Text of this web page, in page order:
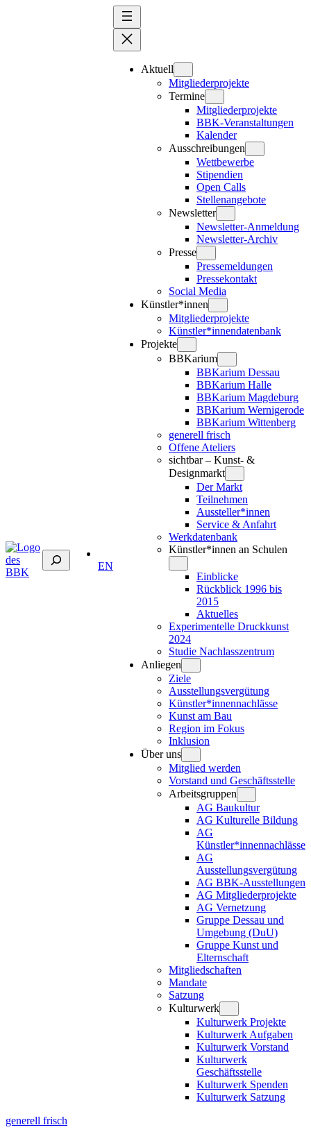
Suchen
EN
Aktuell
Mitgliederprojekte
Termine
Mitgliederprojekte
BBK-Veranstaltungen
Kalender
Ausschreibungen
Wettbewerbe
Stipendien
Open Calls
Stellenangebote
Newsletter
Newsletter-Anmeldung
Newsletter-Archiv
Presse
Pressemeldungen
Pressekontakt
Social Media
Künstler*innen
Mitgliederprojekte
Künstler*innendatenbank
Projekte
BBKarium
BBKarium Dessau
BBKarium Halle
BBKarium Magdeburg
BBKarium Wernigerode
BBKarium Wittenberg
generell frisch
Offene Ateliers
sichtbar – Kunst- &
Designmarkt
Der Markt
Teilnehmen
Aussteller*innen
Service & Anfahrt
Werkdatenbank
Künstler*innen an Schulen
Einblicke
Rückblick 1996 bis
2015
Aktuelles
Experimentelle Druckkunst
2024
Studie Nachlasszentrum
Anliegen
Ziele
Ausstellungsvergütung
Künstler*innennachlässe
Kunst am Bau
Region im Fokus
Inklusion
Über uns
Mitglied werden
Vorstand und Geschäftsstelle
Arbeitsgruppen
AG Baukultur
AG Kulturelle Bildung
AG
Künstler*innennachlässe
AG
Ausstellungsvergütung
AG BBK-Ausstellungen
AG Mitgliederprojekte
AG Vernetzung
Gruppe Dessau und
Umgebung (DuU)
Gruppe Kunst und
Elternschaft
Mitgliedschaften
Mandate
Satzung
Kulturwerk
Kulturwerk Projekte
Kulturwerk Aufgaben
Kulturwerk Vorstand
Kulturwerk
Geschäftsstelle
Kulturwerk Spenden
Kulturwerk Satzung
generell frisch